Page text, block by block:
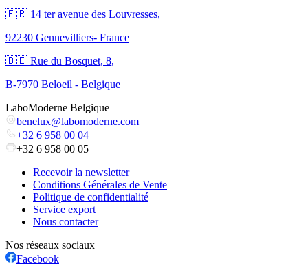
🇫🇷 ​14 ter avenue des Louvresses,
92230 Gennevilliers- France
🇧🇪 Rue du Bosquet, 8,
B-7970 Beloeil - Belgique
LaboModerne Belgique
benelux@labomoderne.com
+32 6 958 00 04
+32 6 958 00 05
Recevoir la newsletter
Conditions Générales de Vente
Politique de confidentialité
Service export
Nous contacter
Nos réseaux sociaux
Facebook